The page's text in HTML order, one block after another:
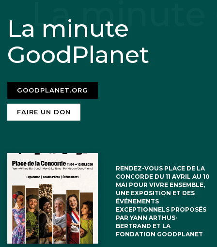
La minute
GoodPlanet
GOODPLANET.ORG
FAIRE UN DON
RENDEZ-VOUS PLACE DE LA
CONCORDE DU 11 AVRIL AU 10
MAI POUR VIVRE ENSEMBLE,
UNE EXPOSITION ET DES
ÉVÉNEMENTS
EXCEPTIONNELS PROPOSÉS
PAR YANN ARTHUS-
BERTRAND ET LA
FONDATION GOODPLANET